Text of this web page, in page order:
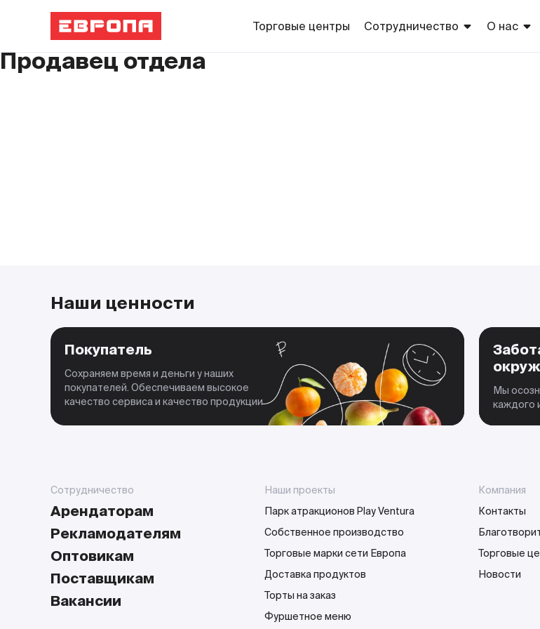
Торговые центры Сотрудничество О нас
Продавец отдела
Наши ценности
Покупатель
Сохраняем время и деньги у наших
покупателей. Обеспечиваем высокое
качество сервиса и качество продукции
Мы
каждого
Сотрудничество
Арендаторам
Рекламодателям
Оптовикам
Поставщикам
Вакансии
Наши проекты
Парк атракционов Play Ventura
Собственное производство
Торговые марки сети Европа
Доставка продуктов
Торты на заказ
Фуршетное меню
Компания
Контакты
Торговые
Новости